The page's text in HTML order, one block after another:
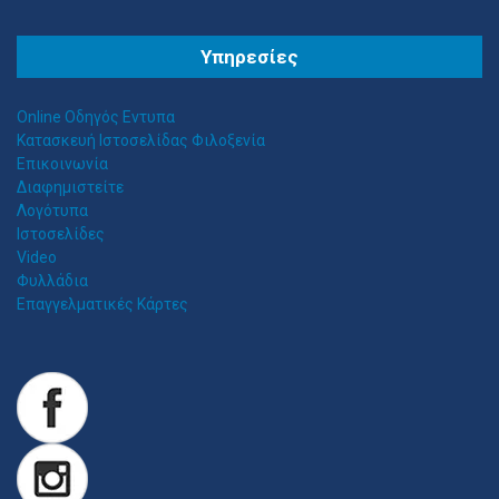
Υπηρεσίες
Online Οδηγός Εντυπα
Κατασκευή Ιστοσελίδας Φιλοξενία
Επικοινωνία
Διαφημιστείτε
Λογότυπα
Ιστοσελίδες
Video
Φυλλάδια
Επαγγελματικές Κάρτες